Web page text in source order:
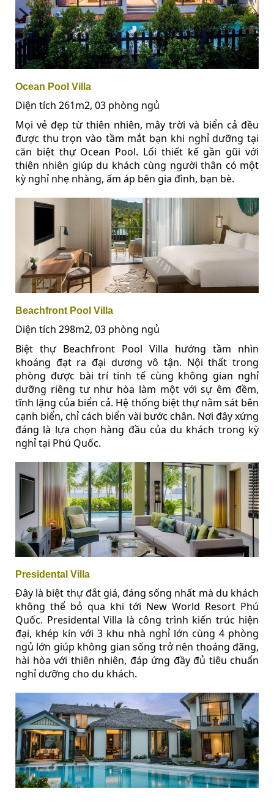
Ocean Pool Villa
Diện tích 261m2, 03 phòng ngủ
Mọi vẻ đẹp từ thiên nhiên, mây trời và biển cả đều
được thu trọn vào tầm mắt bạn khi nghỉ dưỡng tại
căn biệt thự Ocean Pool. Lối thiết kế gần gũi với
thiên nhiên giúp du khách cùng người thân có một
kỳ nghỉ nhẹ nhàng, ấm áp bên gia đình, bạn bè.
Beachfront Pool Villa
Diện tích 298m2, 03 phòng ngủ
Biệt thự Beachfront Pool Villa hướng tầm nhìn
khoáng đạt ra đại dương vô tận. Nội thất trong
phòng được bài trí tinh tế cùng không gian nghỉ
dưỡng riêng tư như hòa làm một với sự êm đềm,
tĩnh lặng của biển cả. Hệ thống biệt thự nằm sát bên
cạnh biển, chỉ cách biển vài bước chân. Nơi đây xứng
đáng là lựa chọn hàng đầu của du khách trong kỳ
nghỉ tại Phú Quốc.
Presidental Villa
Đây là biệt thự đắt giá, đáng sống nhất mà du khách
không thể bỏ qua khi tới New World Resort Phú
Quốc. Presidental Villa là công trình kiến trúc hiện
đại, khép kín với 3 khu nhà nghỉ lớn cùng 4 phòng
ngủ lớn giúp không gian sống trở nên thoáng đãng,
hài hòa với thiên nhiên, đáp ứng đầy đủ tiêu chuẩn
nghỉ dưỡng cho du khách.